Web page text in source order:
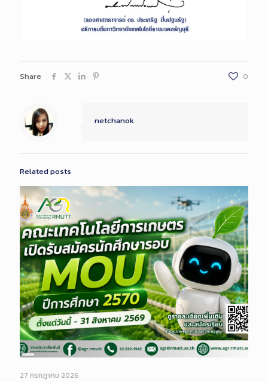
Share 0
netchanok
Related posts
Long
Description
27 กรกฎาคม 2026